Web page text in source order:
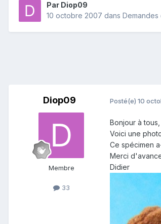
Par Diop09
10 octobre 2007 dans
Diop09
Membre
33
Posté(e) 10
Bonjour à tous,
Voici une
Ce spécimen
Merci
Didier